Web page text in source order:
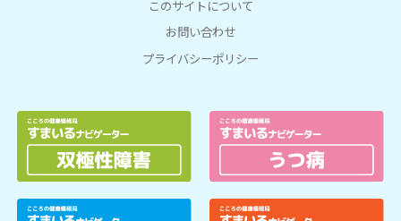
このサイトについて
お問い合わせ
プライバシーポリシー